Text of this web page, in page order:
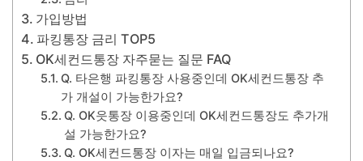
가입방법
파킹통장 금리 TOP5
OK세컨드통장 자주묻는 질문 FAQ
Q. 타은행 파킹통장 사용중인데 OK세컨드통장 추
가 개설이 가능한가요?
Q. OK읏통장 이용중인데 OK세컨드통장도 추가개
설 가능한가요?
Q. OK세컨드통장 이자는 매일 입금되나요?